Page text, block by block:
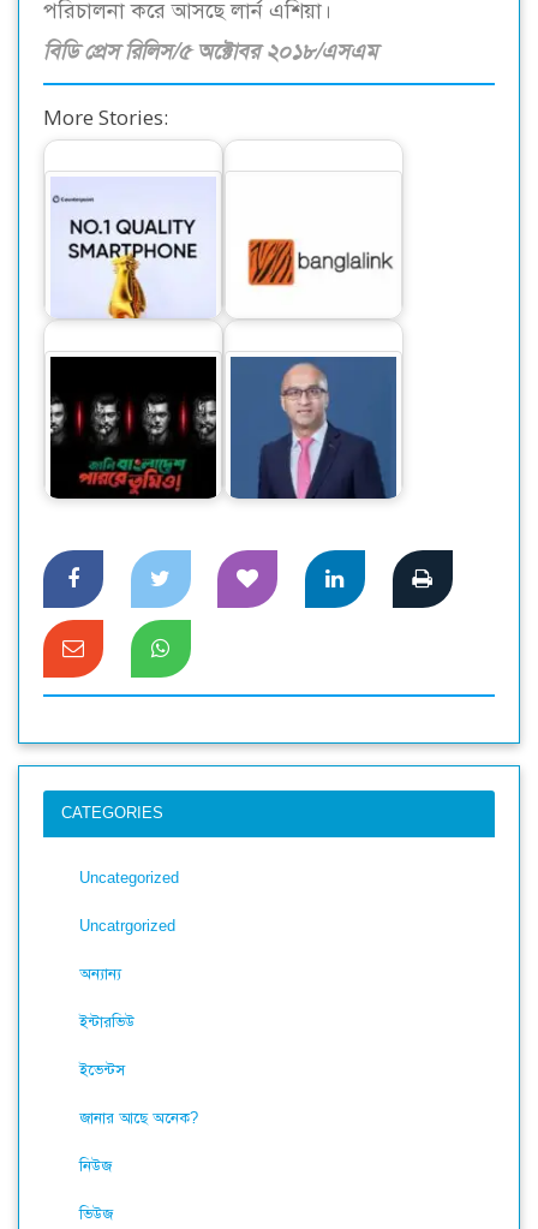
পরিচালনা করে আসছে লার্ন এশিয়া।
বিডি প্রেস রিলিস/৫ অক্টোবর ২০১৮/এসএম
More Stories:
কোয়ালিটির ক্ষেত্রে
বাংলাদেশে নাম্বার ১
স্মার্টফোন…
পামপের সহযোগিতায়
সহজ কিস্তিতে স্মার্টফোন
বিশ্বকাপ উন্মাদনায় ‘ডঙ্কা
সং’ নিয়ে এলো রবি
‘সিটি ব্যাংকের নিট
মুনাফা ১ হাজার ১৪
কোটি টাকা’
CATEGORIES
Uncategorized
Uncatrgorized
অন্যান্য
ইন্টারভিউ
ইভেন্টস
জানার আছে অনেক?
নিউজ
ভিউজ